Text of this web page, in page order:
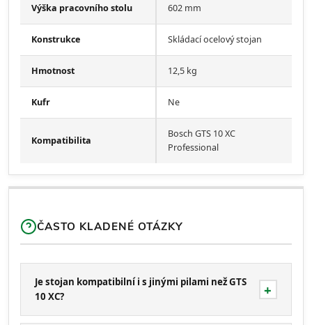
Výška pracovního stolu 602 mm
Konstrukce Skládací ocelový stojan
Hmotnost 12,5 kg
Kufr Ne
Kompatibilita
Bosch GTS 10 XC
Professional
ČASTO KLADENÉ OTÁZKY
Je stojan kompatibilní i s jinými pilami než GTS
10 XC?